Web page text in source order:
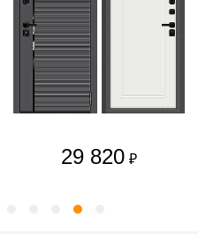
29 820 ₽